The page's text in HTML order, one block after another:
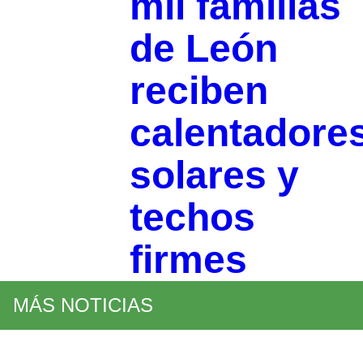
de León
reciben
solares y
techos
firmes
MÁS NOTICIAS